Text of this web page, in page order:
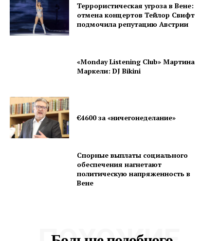
DailyDachNews
Magazine PRO
Террористическая угроза в Вене:
отмена концертов Тейлор Свифт
подмочила репутацию Австрии
«Monday Listening Club» Мартина
Маркели: DJ Bikini
€4600 за «ничегонеделание»
Спорные выплаты социального
обеспечения нагнетают
политическую напряженность в
Вене